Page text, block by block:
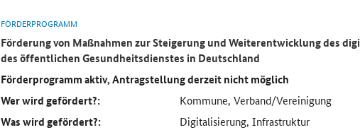
FÖRDERPROGRAMM
Förderung von Maßnahmen zur Steigerung und Weiterentwicklung des
des öffentlichen Gesundheitsdienstes in Deutschland
Förderprogramm aktiv, Antragstellung derzeit nicht möglich
Wer wird gefördert?:
Kommune, Verband/Vereinigung
Was wird gefördert?: Digitalisierung, Infrastruktur